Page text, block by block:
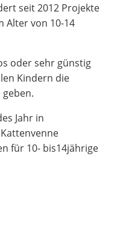
seit 2012 Projekte
Alter von 10-14
oder sehr günstig
Kindern die
Jahr in
für 10- bis14jährige